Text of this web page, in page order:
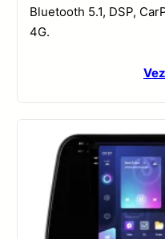
Bluetooth 5.1, DSP,
4G.